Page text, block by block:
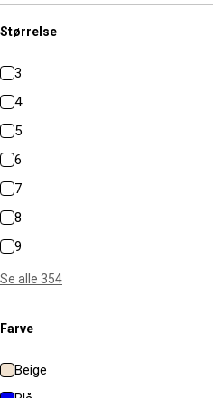
Størrelse
3
4
5
6
7
8
9
Se alle 354
Farve
Beige